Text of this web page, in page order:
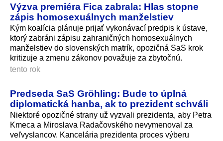
Výzva premiéra Fica zabrala: Hlas stopne
zápis homosexuálnych manželstiev
Kým koalícia plánuje prijať vykonávací predpis k ústave,
ktorý zabráni zápisu zahraničných homosexuálnych
manželstiev do slovenských matrík, opozičná SaS krok
kritizuje a zmenu zákonov považuje za zbytočnú.
tento rok
Predseda SaS Gröhling: Bude to úplná
diplomatická hanba, ak to prezident schváli
Niektoré opozičné strany už vyzvali prezidenta, aby Petra
Kmeca a Miroslava Radačovského nevymenoval za
veľvyslancov. Kancelária prezidenta proces výberu